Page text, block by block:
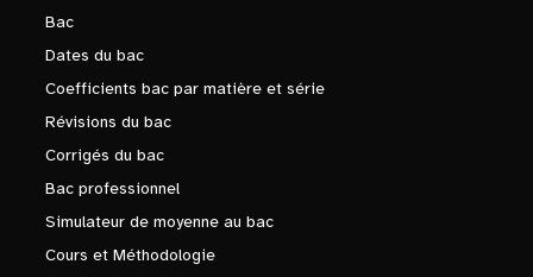
Bac
Dates du bac
Coefficients bac par matière et série
Révisions du bac
Corrigés du bac
Bac professionnel
Simulateur de moyenne au bac
Cours et Méthodologie